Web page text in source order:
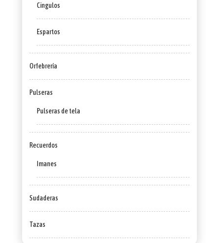
Cingulos
Espartos
Orfebrería
Pulseras
Pulseras de tela
Recuerdos
Imanes
Sudaderas
Tazas